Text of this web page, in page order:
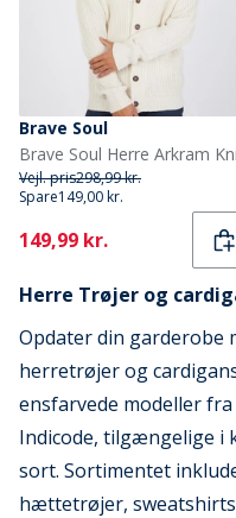
Brave Soul
Vejl. pris298,99 kr.
Spare149,00 kr.
Current
149,99 kr.
Herre Trøjer og
Opdater din garderobe
herretrøjer og
ensfarvede modeller fra
Indicode, tilgængelige i
sort. Sortimentet
hættetrøjer,